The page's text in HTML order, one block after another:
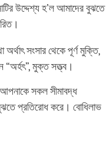
উদ্দেশ্য হ’ল আমাদের বুঝতে
সংসার থেকে পূর্ণ মুক্তি,
“অর্হৎ”, মুক্ত সত্ত্ব।
সকল সীমাবদ্ধ
প্রতিরোধ করে। বোধিলাভ